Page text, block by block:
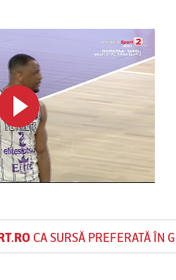
CA SURSĂ PREFERATĂ ÎN